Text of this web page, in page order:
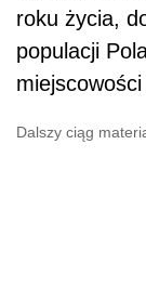
roku życia,
populacji
Dalszy ciąg